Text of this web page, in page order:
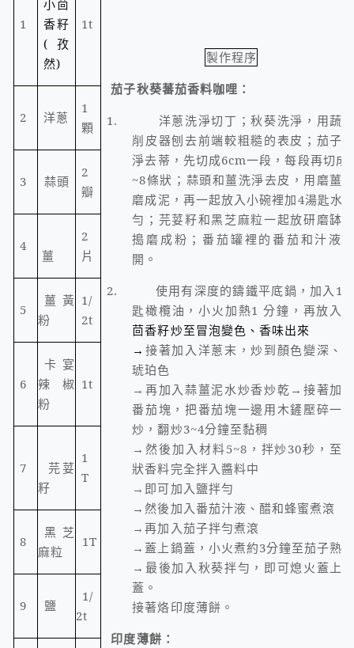
製作程序
茄子秋葵蕃茄香料咖哩：
1. 洋蔥洗淨切丁；秋葵洗淨，用蔬
削皮器刨去前端較粗糙的表皮；茄子
淨去蒂，先切成6cm一段，每段再切成
~8條狀；蒜頭和薑洗淨去皮，用磨薑
磨成泥，再一起放入小碗裡加4湯匙水
勻；芫荽籽和黑芝麻粒一起放研磨缽
搗磨成粉；番茄罐裡的番茄和汁液
開。
2. 使用有深度的鑄鐵平底鍋，加入 1
匙橄欖油，小火加熱1分鐘，再放入
茴香籽炒至冒泡變色、香味出來
→ 接著加入洋蔥末，炒到顏色變深、
琥珀色
→再加入蒜薑泥水炒香炒乾→接著加
番茄塊，把番茄塊一邊用木鏟壓碎一
炒，翻炒3~4分鐘至黏稠
→然後加入材料5~8 ，拌炒 30秒，至
狀香料完全拌入醬料中
→即可加入鹽拌勻
→然後加入番茄汁液、醋和蜂蜜煮滾
→再加入茄子拌勻煮滾
→蓋上鍋蓋，小火煮約3分鐘至茄子熟
→最後加入秋葵拌勻，即可熄火蓋上
蓋。
接著烙印度薄餅。
印度薄餅：
1
小茴
香籽
( 孜
然)
1t
2 洋蔥
1
顆
3 蒜頭
2
瓣
4
薑
2
片
5
薑黃
粉
1/
2t
6
卡宴
辣椒
粉
1t
7
芫荽
籽
1
T
8
黑芝
麻粒
1T
9 鹽
1/
2t